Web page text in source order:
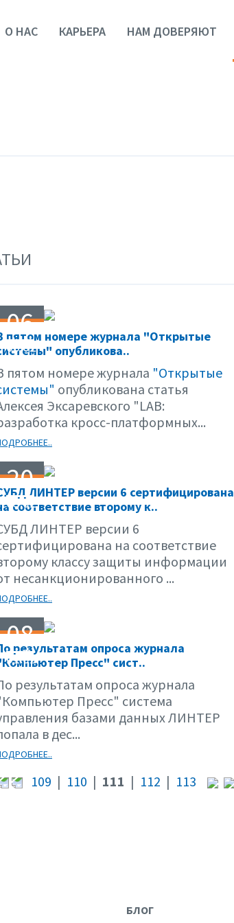
О НАС КАРЬЕРА НАМ ДОВЕРЯЮТ
06
06.02
пятом номере журнала "Открытые
опубликова..
пятом номере журнала "Открытые
опубликована статья
Эксаревского "LAB:
кросс-платформных...
20
03.02
ЛИНТЕР версии 6 сертифицирована
соответствие второму к..
ЛИНТЕР версии 6
на соответствие
классу защиты информации
несанкционированного ...
08
01.02
результатам опроса журнала
Пресс" сист..
результатам опроса журнала
Пресс" система
базами данных ЛИНТЕР
в дес...
109 | 110 | 111 | 112 | 113
БЛОГ